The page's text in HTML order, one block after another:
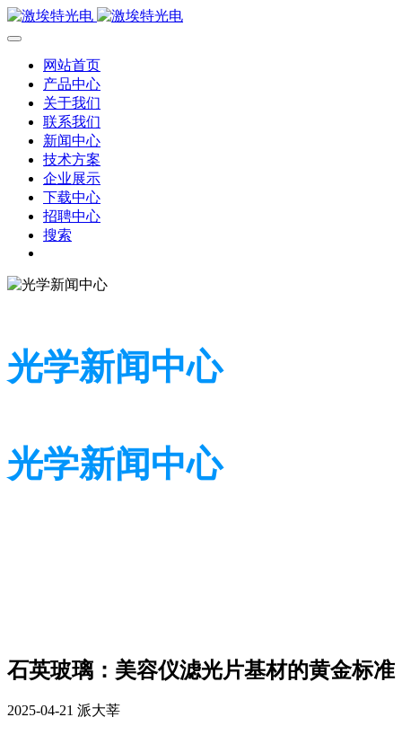
网站首页
产品中心
关于我们
联系我们
新闻中心
技术方案
企业展示
下载中心
招聘中心
搜索
光学新闻中心
光学新闻中心
石英玻璃：美容仪滤光片基材的黄金标准
2025-04-21 派大莘